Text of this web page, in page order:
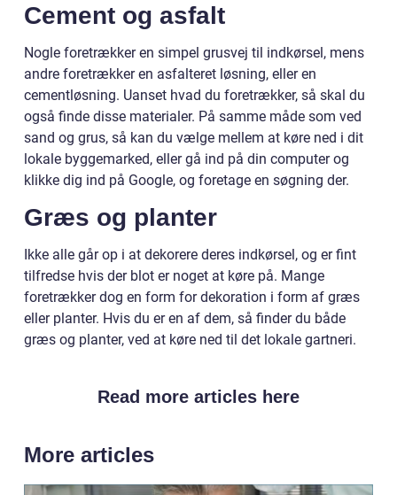
Cement og asfalt
Nogle foretrækker en simpel grusvej til indkørsel, mens
andre foretrækker en asfalteret løsning, eller en
cementløsning. Uanset hvad du foretrækker, så skal du
også finde disse materialer. På samme måde som ved
sand og grus, så kan du vælge mellem at køre ned i dit
lokale byggemarked, eller gå ind på din computer og
klikke dig ind på Google, og foretage en søgning der.
Græs og planter
Ikke alle går op i at dekorere deres indkørsel, og er fint
tilfredse hvis der blot er noget at køre på. Mange
foretrækker dog en form for dekoration i form af græs
eller planter. Hvis du er en af dem, så finder du både
græs og planter, ved at køre ned til det lokale gartneri.
Read more articles here
More articles